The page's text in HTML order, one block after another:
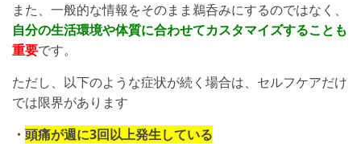
また、一般的な情報をそのまま鵜呑みにするのではなく、
自分の生活環境や体質に合わせてカスタマイズすることも
重要です。
ただし、以下のような症状が続く場合は、セルフケアだけ
では限界があります
・ 頭痛が週に3回以上発生している